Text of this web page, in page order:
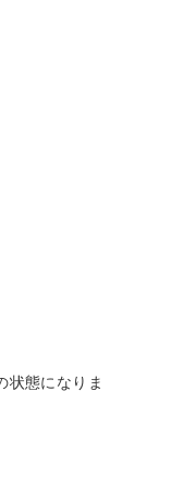
状態になりま